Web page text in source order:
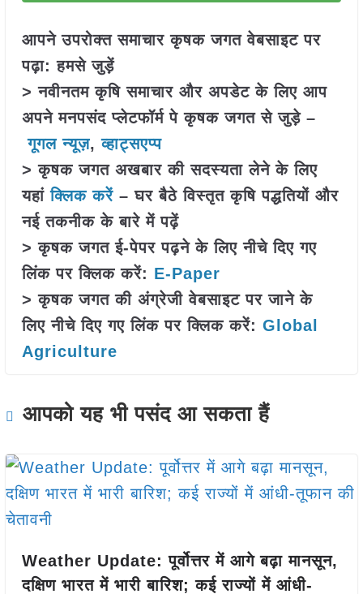
आपने उपरोक्त समाचार कृषक जगत वेबसाइट पर
पढ़ा: हमसे जुड़ें
> नवीनतम कृषि समाचार और अपडेट के लिए आप
अपने मनपसंद प्लेटफॉर्म पे कृषक जगत से जुड़े –
गूगल न्यूज़,व्हाट्सएप्प
> कृषक जगत अखबार की सदस्यता लेने के लिए
यहांक्लिक करें– घर बैठे विस्तृत कृषि पद्धतियों और
नई तकनीक के बारे में पढ़ें
> कृषक जगत ई-पेपर पढ़ने के लिए नीचे दिए गए
लिंक पर क्लिक करें: E-Paper
> कृषक जगत की अंग्रेजी वेबसाइट पर जाने के
लिए नीचे दिए गए लिंक पर क्लिक करें: Global
Agriculture
आपको यह भी पसंद आ सकता हैं
Weather Update: पूर्वोत्तर में आगे बढ़ा मानसून,
दक्षिण भारत में भारी बारिश; कई राज्यों में आंधी-